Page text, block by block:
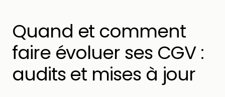
Quand et comment
faire évoluer ses CGV :
audits et mises à jour